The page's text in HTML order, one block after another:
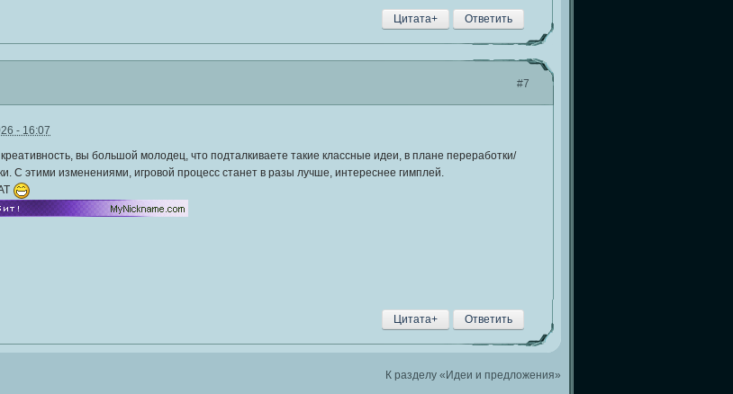
Ответить
Цитата+
#7
- 16:07
вы большой молодец, что подталкиваете такие классные идеи, в плане переработки/
С этими изменениями, игровой процесс станет в разы лучше, интереснее гимплей.
Ответить
Цитата+
К разделу «Идеи и предложения»